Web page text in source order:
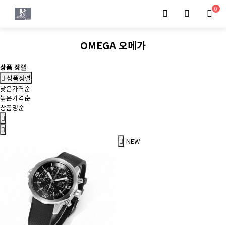
0
OMEGA 오메가
상품 정렬
상품정렬
낮은가격순
높은가격순
상품명순
NEW